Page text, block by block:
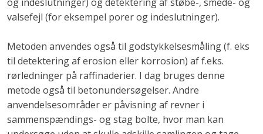
og indeslutninger) og detektering af støbe-, smede- og
valsefejl (for eksempel porer og indeslutninger).
Metoden anvendes også til godstykkelsesmåling (f. eks
til detektering af erosion eller korrosion) af f.eks.
rørledninger på raffinaderier. I dag bruges denne
metode også til betonundersøgelser. Andre
anvendelsesområder er påvisning af revner i
sammenspændings- og stag bolte, hvor man kan